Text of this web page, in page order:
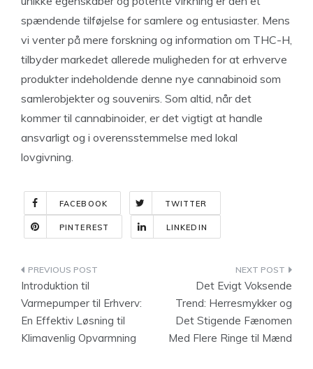
spændende tilføjelse for samlere og entusiaster. Mens
vi venter på mere forskning og information om THC-H,
tilbyder markedet allerede muligheden for at erhverve
produkter indeholdende denne nye cannabinoid som
samlerobjekter og souvenirs. Som altid, når det
kommer til cannabinoider, er det vigtigt at handle
ansvarligt og i overensstemmelse med lokal
lovgivning.
FACEBOOK TWITTER
PINTEREST LINKEDIN
Indlægsnavigation
Introduktion til
Varmepumper til Erhverv:
En Effektiv Løsning til
Klimavenlig Opvarmning
Det Evigt Voksende
Trend: Herresmykker og
Det Stigende Fænomen
Med Flere Ringe til Mænd